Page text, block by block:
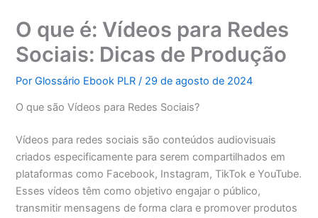
O que é: Vídeos para Redes
Sociais: Dicas de Produção
PorGlossário Ebook PLR/ 29 de agosto de 2024
O que são Vídeos para Redes Sociais?
Vídeos para redes sociais são conteúdos audiovisuais
criados especificamente para serem compartilhados em
plataformas como Facebook, Instagram, TikTok e YouTube.
Esses vídeos têm como objetivo engajar o público,
transmitir mensagens de forma clara e promover produtos